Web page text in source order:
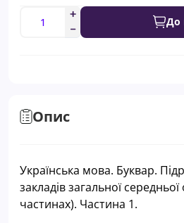
До
Опис
Українська мова. Буквар.
закладів загальної середньої
частинах). Частина 1.